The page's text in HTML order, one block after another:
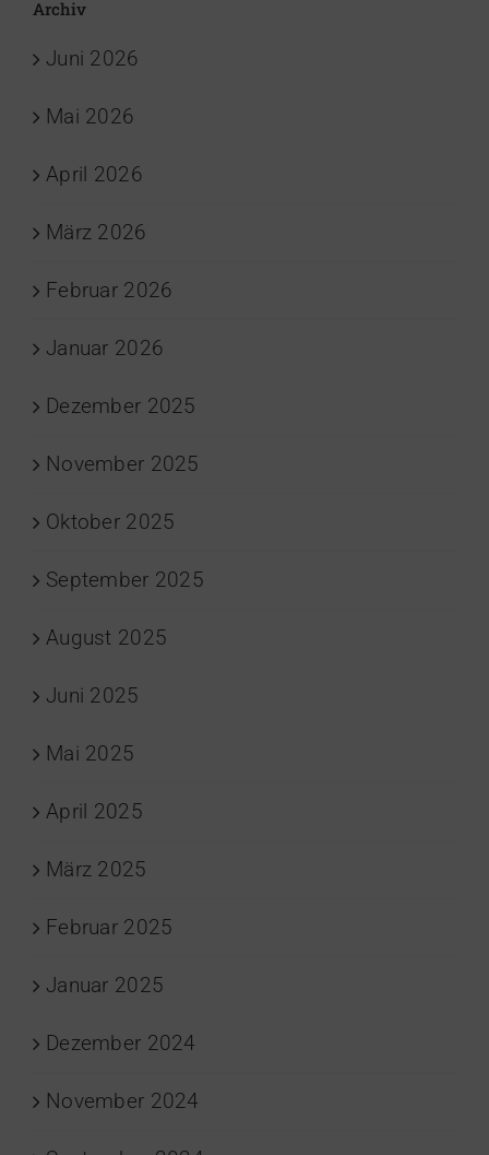
Archiv
Juni 2026
Mai 2026
April 2026
März 2026
Februar 2026
Januar 2026
Dezember 2025
November 2025
Oktober 2025
September 2025
August 2025
Juni 2025
Mai 2025
April 2025
März 2025
Februar 2025
Januar 2025
Dezember 2024
November 2024